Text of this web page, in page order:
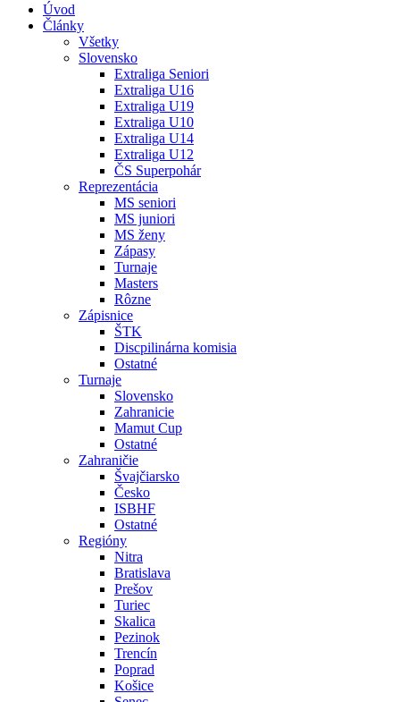
Úvod
Články
Všetky
Slovensko
Extraliga Seniori
Extraliga U16
Extraliga U19
Extraliga U10
Extraliga U14
Extraliga U12
ČS Superpohár
Reprezentácia
MS seniori
MS juniori
MS ženy
Zápasy
Turnaje
Masters
Rôzne
Zápisnice
ŠTK
Discpilinárna komisia
Ostatné
Turnaje
Slovensko
Zahranicie
Mamut Cup
Ostatné
Zahraničie
Švajčiarsko
Česko
ISBHF
Ostatné
Regióny
Nitra
Bratislava
Prešov
Turiec
Skalica
Pezinok
Trencín
Poprad
Košice